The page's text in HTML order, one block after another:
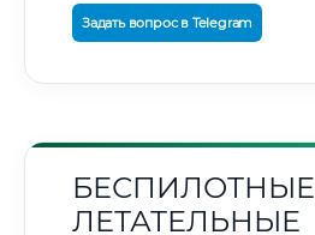
Задать вопрос в Telegram
БЕСПИЛОТНЫЕ
ЛЕТАТЕЛЬНЫЕ